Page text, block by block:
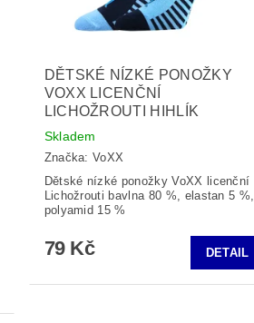
DĚTSKÉ NÍZKÉ PONOŽKY
VOXX LICENČNÍ
LICHOŽROUTI HIHLÍK
Skladem
Značka:VoXX
Dětské nízké ponožky VoXX licenční
Lichožrouti bavlna 80 %, elastan 5 %,
polyamid 15 %
79 Kč DETAIL